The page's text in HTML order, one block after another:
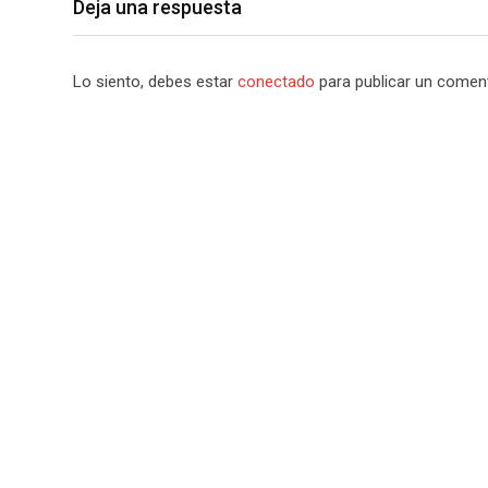
Deja una respuesta
Lo siento, debes estar conectado para publicar un